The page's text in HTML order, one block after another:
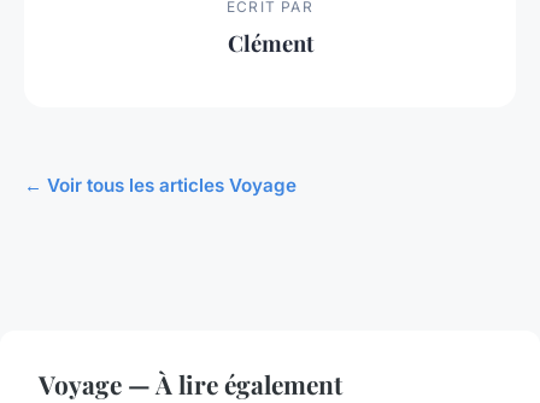
ECRIT PAR
Clément
← Voir tous les articles Voyage
Voyage — À lire également